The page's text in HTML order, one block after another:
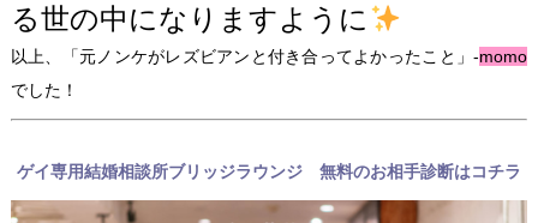
る世の中になりますように
以上、「元ノンケがレズビアンと付き合ってよかったこと」-momo
でした！
ゲイ専用結婚相談所ブリッジラウンジ 無料のお相手診断はコチラ